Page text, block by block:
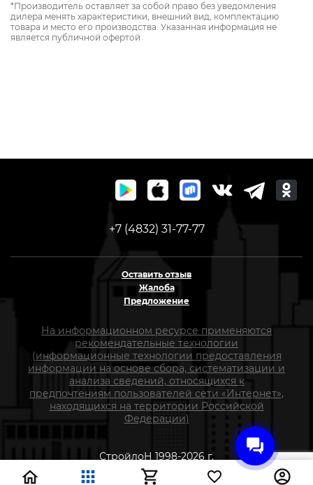
*Производитель оставляет за собой право без уведомления
дилера менять характеристики, внешний вид, комплектацию
товара и место его производства. Указанная информация не
является публичной офертой
+7 (4832) 31-77-77
Оставить отзыв
Жалоба
Предложение
На информационном ресурсе применяются
рекомендательные технологии
(информационные технологии предоставления
информации на основе сбора, систематизации и
анализа сведений, относящихся к
предпочтениям пользователей сети «Интернет»,
находящихся на территории Российской
Федерации)
СтройлоН 1998-2026 г.
Публичная оферта